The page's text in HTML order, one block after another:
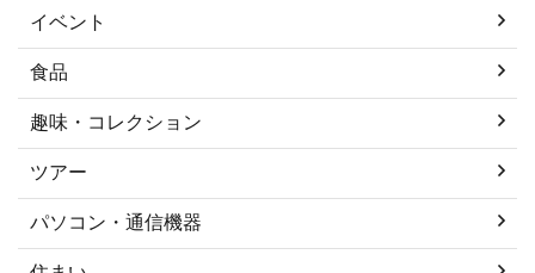
イベント
食品
趣味・コレクション
ツアー
パソコン・通信機器